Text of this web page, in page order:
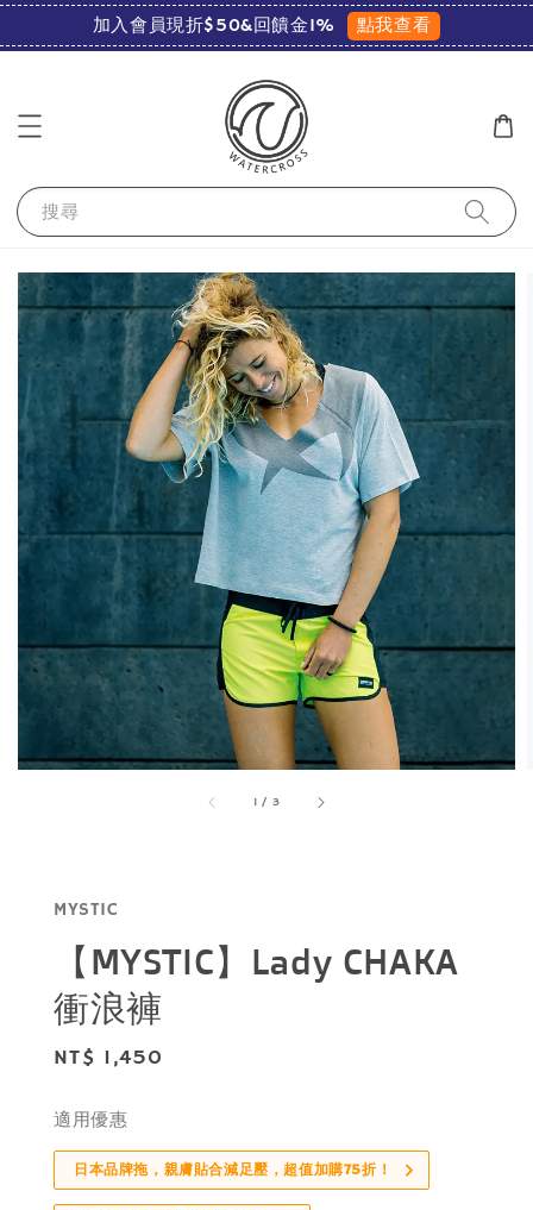
加入會員現折$50&回饋金1% 點我查看
搜尋
1 / 3
MYSTIC
【MYSTIC】Lady CHAKA
衝浪褲
Regular
NT$ 1,450
適用優惠
日本品牌拖，親膚貼合減足壓，超值加購75折！